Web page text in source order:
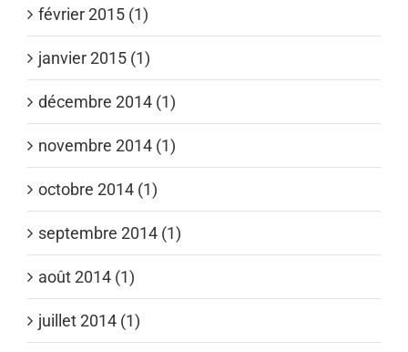
février 2015 (1)
janvier 2015 (1)
décembre 2014 (1)
novembre 2014 (1)
octobre 2014 (1)
septembre 2014 (1)
août 2014 (1)
juillet 2014 (1)